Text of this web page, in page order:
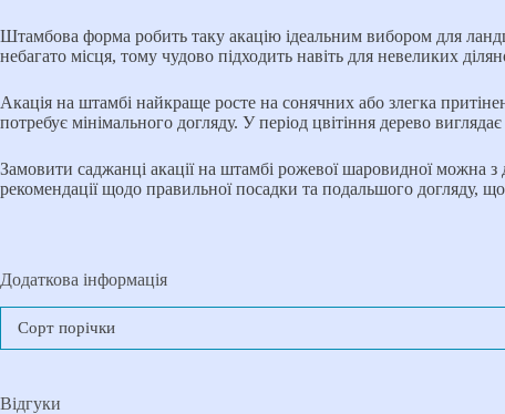
Штамбова форма робить таку акацію ідеальним вибором для
небагато місця, тому чудово підходить навіть для невеликих
Акація на штамбі найкраще росте на сонячних або злегка
потребує мінімального догляду. У період цвітіння дерево
Замовити саджанці акації на штамбі рожевої шаровидної
рекомендації щодо правильної посадки та подальшого догляду,
Додаткова інформація
Сорт порічки
Відгуки